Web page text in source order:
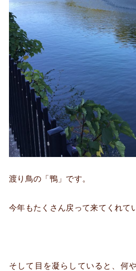
渡り鳥の「鴨」です。
今年もたくさん戻って来てくれて
そして目を凝らしていると、何